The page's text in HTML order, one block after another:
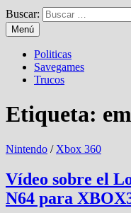
Buscar:
Menú
Politicas
Savegames
Trucos
Etiqueta:
Nintendo / Xbox 360
Vídeo sobre el
N64 para